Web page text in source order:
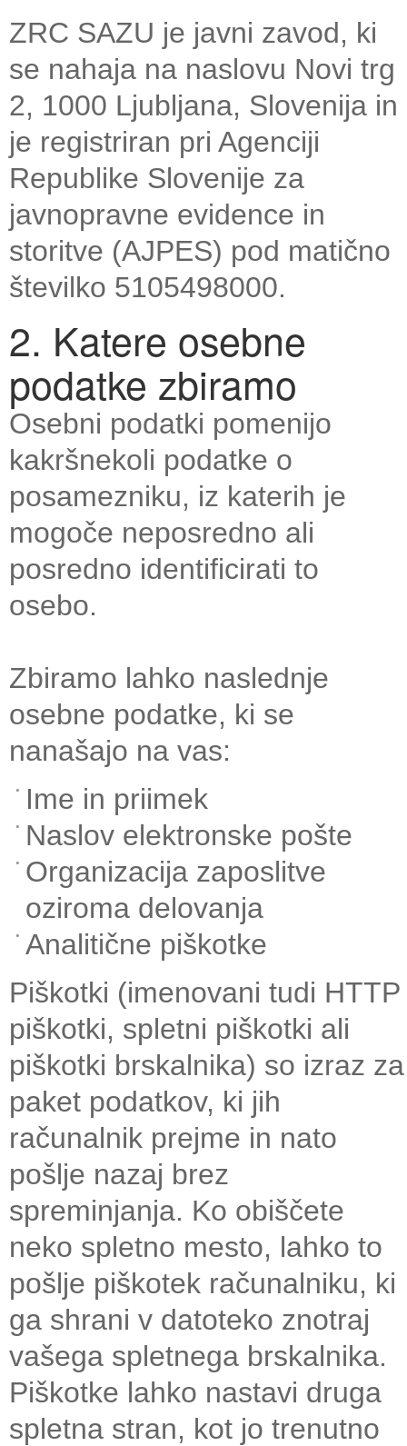
ZRC SAZU je javni zavod, ki
se nahaja na naslovu Novi trg
2, 1000 Ljubljana, Slovenija in
je registriran pri Agenciji
Republike Slovenije za
javnopravne evidence in
storitve (AJPES) pod matično
številko 5105498000.
2. Katere osebne
podatke zbiramo
Osebni podatki pomenijo
kakršnekoli podatke o
posamezniku, iz katerih je
mogoče neposredno ali
posredno identificirati to
osebo.
Zbiramo lahko naslednje
osebne podatke, ki se
nanašajo na vas:
Ime in priimek
Naslov elektronske pošte
Organizacija zaposlitve
oziroma delovanja
Analitične piškotke
Piškotki (imenovani tudi HTTP
piškotki, spletni piškotki ali
piškotki brskalnika) so izraz za
paket podatkov, ki jih
računalnik prejme in nato
pošlje nazaj brez
spreminjanja. Ko obiščete
neko spletno mesto, lahko to
pošlje piškotek računalniku, ki
ga shrani v datoteko znotraj
vašega spletnega brskalnika.
Piškotke lahko nastavi druga
spletna stran, kot jo trenutno